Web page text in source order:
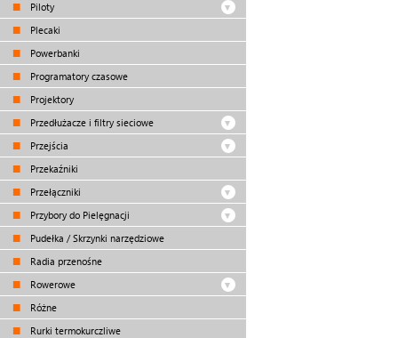
Piloty
Plecaki
Powerbanki
Programatory czasowe
Projektory
Przedłużacze i filtry sieciowe
Przejścia
Przekaźniki
Przełączniki
Przybory do Pielęgnacji
Pudełka / Skrzynki narzędziowe
Radia przenośne
Rowerowe
Różne
Rurki termokurczliwe